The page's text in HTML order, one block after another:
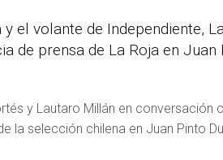
el volante de Independiente,
de prensa de La Roja en Juan
y Lautaro Millán en conversación
la selección chilena en Juan Pinto